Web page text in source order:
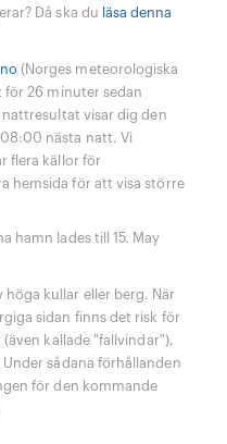
Då ska du läsa denna
(Norges meteorologiska
26 minuter sedan
nattresultat visar dig den
nästa natt. Vi
flera källor för
hemsida för att visa större
hamn lades till 15. May
höga kullar eller berg. När
sidan finns det risk för
kallade "fallvindar"),
sådana förhållanden
för den kommande